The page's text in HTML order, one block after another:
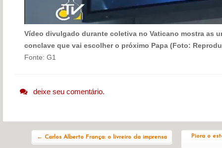
Vídeo divulgado durante coletiva no Vaticano mostra as
conclave que vai escolher o próximo Papa (Foto:
Fonte: G1
deixe seu comentário.
← Carlos Alberto França: o livreiro da imprensa Piora o